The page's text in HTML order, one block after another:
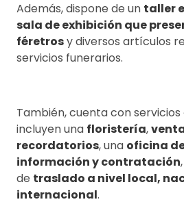
Además, dispone de un taller
sala de exhibición que
féretrosy diversos artículos
servicios funerarios.
También, cuenta con servicios
incluyen una floristería,
recordatorios, una oficina
información y contratación
de traslado a nivel local,
internacional.